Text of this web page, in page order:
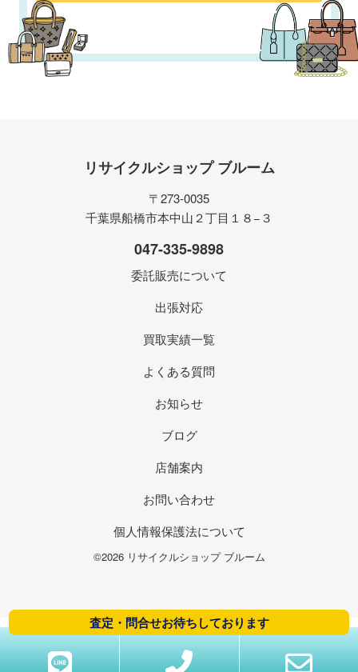
リサイクルショップ ブルーム
〒273-0035
千葉県船橋市本中山２丁目１８−３
047-335-9898
委託販売について
出張対応
買取実績一覧
よくある質問
お知らせ
ブログ
店舗案内
お問い合わせ
個人情報保護法について
©2026 リサイクルショップ ブルーム
査定・問合せお待ちしております